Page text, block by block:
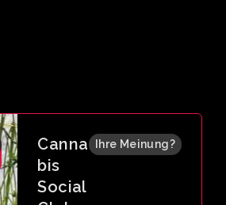
Canna
bis
Social
Ihre Meinung?